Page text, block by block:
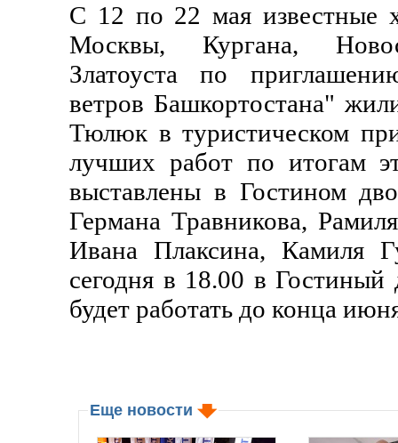
С 12 по 22 мая известные
Москвы, Кургана,
Златоуста по
ветров Башкортостана"
Тюлюк в туристическом
лучших работ по итогам
выставлены в Гостином
Германа Травникова,
Ивана Плаксина, Камиля
сегодня в 18.00 в
будет работать до конца
Еще новости